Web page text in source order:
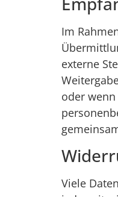
Im
externe
oder
Viele